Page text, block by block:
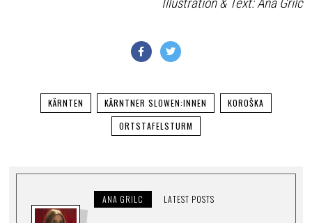
KÄRNTEN KÄRNTNER SLOWEN:INNEN
KOROŠKA
ORTSTAFELSTURM
ANA GRILC LATEST POSTS